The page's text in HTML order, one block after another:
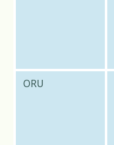
ORU